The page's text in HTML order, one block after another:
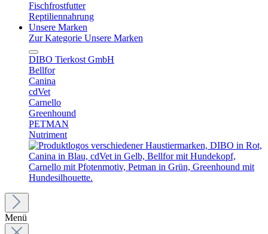
Fischfrostfutter
Reptiliennahrung
Unsere Marken
Zur Kategorie Unsere Marken
DIBO Tierkost GmbH
Bellfor
Canina
cdVet
Carnello
Greenhound
PETMAN
Nutriment
Menü